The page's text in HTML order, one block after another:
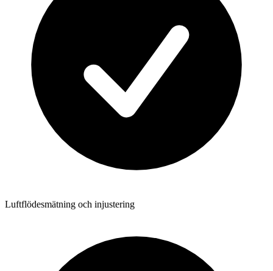
Luftflödesmätning och injustering